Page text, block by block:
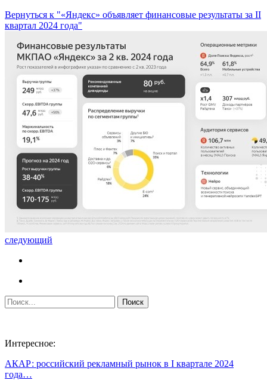
Вернуться к "«Яндекс» объявляет финансовые результаты за II
квартал 2024 года"
следующий
Интересное:
АКАР: российский рекламный рынок в I квартале 2024
года…